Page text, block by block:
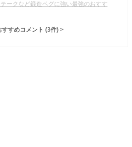
ークなど鍛造ペグに強い最強のおすす
すすめコメント (3件) >